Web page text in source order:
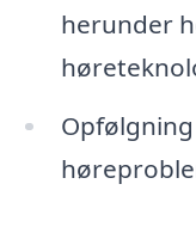
herunder